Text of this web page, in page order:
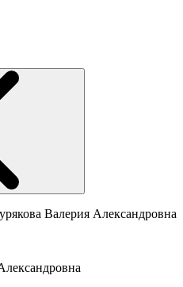
Валерия Александровна